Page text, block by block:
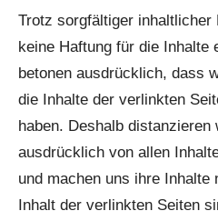
Trotz sorgfältiger inhaltlicher
keine Haftung für die Inhalte
betonen ausdrücklich, dass
die Inhalte der verlinkten
haben. Deshalb distanzieren
ausdrücklich von allen
und machen uns ihre Inhalte
Inhalt der verlinkten Seiten